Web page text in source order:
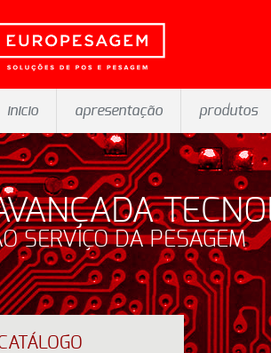
inicio apresentação produtos
SERVIÇO DA PESAGEM